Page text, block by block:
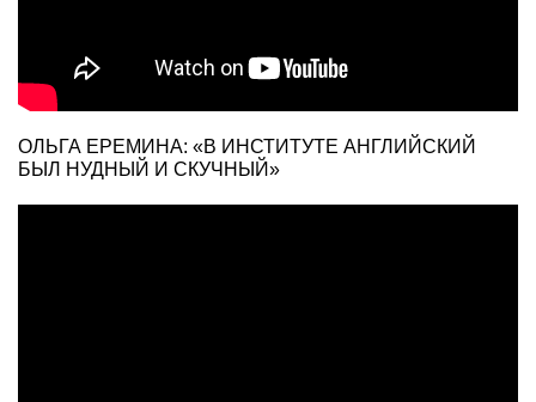
ОЛЬГА ЕРЕМИНА: «В ИНСТИТУТЕ АНГЛИЙСКИЙ
БЫЛ НУДНЫЙ И СКУЧНЫЙ»